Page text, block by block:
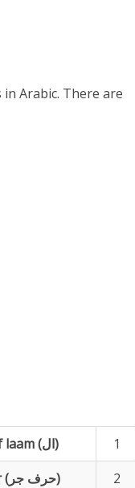
Arabic. There are
laam(ال)
1
(حرف جر)
2